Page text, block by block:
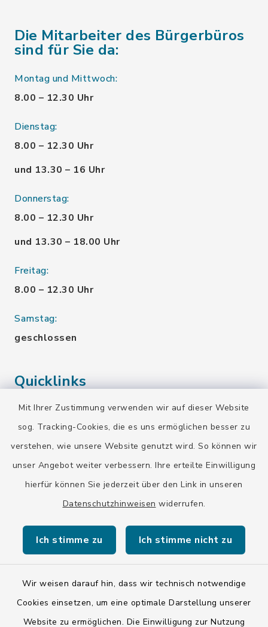
Mit Ihrer Zustimmung verwenden wir auf dieser Website
sog. Tracking-Cookies, die es uns ermöglichen besser zu
verstehen, wie unsere Website genutzt wird. So können wir
unser Angebot weiter verbessern. Ihre erteilte Einwilligung
hierfür können Sie jederzeit über den Link in unseren
Datenschutzhinweisen widerrufen.
Ich stimme zu Ich stimme nicht zu
Wir weisen darauf hin, dass wir technisch notwendige
Cookies einsetzen, um eine optimale Darstellung unserer
Website zu ermöglichen. Die Einwilligung zur Nutzung
Die Mitarbeiter des Bürgerbüros
sind für Sie da:
Montag und Mittwoch:
8.00 – 12.30 Uhr
Dienstag:
8.00 – 12.30 Uhr
und 13.30 – 16 Uhr
Donnerstag:
8.00 – 12.30 Uhr
und 13.30 – 18.00 Uhr
Freitag:
8.00 – 12.30 Uhr
Samstag:
geschlossen
Quicklinks
Landratsamt Bad Tölz-Wolfratshausen
BayernPortal
Kontakt
Barrierefreiheit